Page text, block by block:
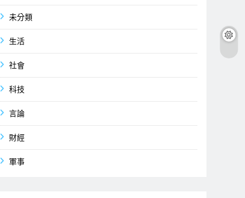
未分類
生活
社會
科技
言論
財經
軍事